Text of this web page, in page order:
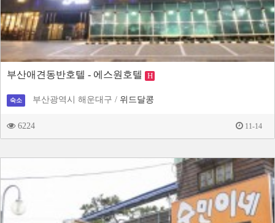
부산애견동반호텔 - 에스원호텔 H
숙소 부산광역시 해운대구 / 위드달콩
6224 11-14